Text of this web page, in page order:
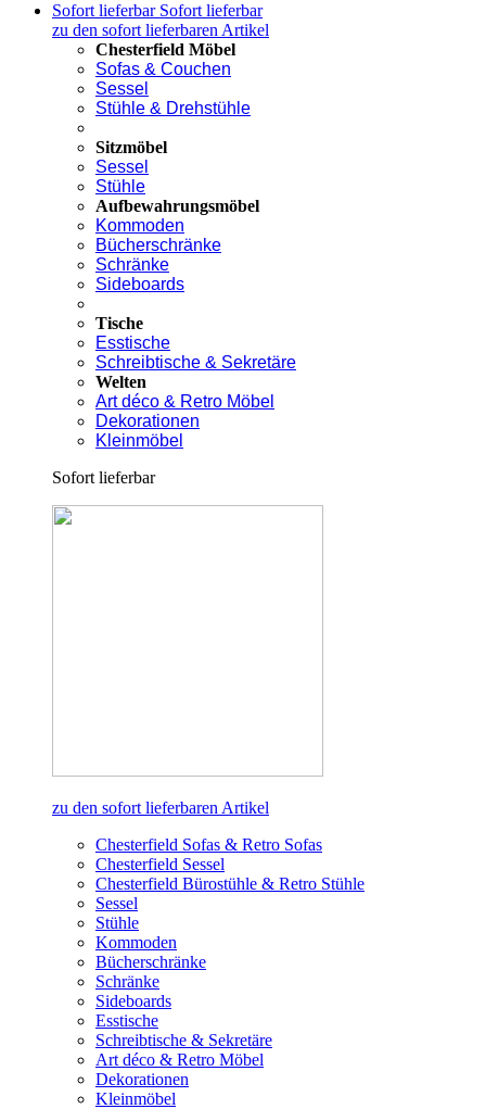
Sofort lieferbar Sofort lieferbar
zu den sofort lieferbaren Artikel
Chesterfield Möbel
Sofas & Couchen
Sessel
Stühle & Drehstühle
Sitzmöbel
Sessel
Stühle
Aufbewahrungsmöbel
Kommoden
Bücherschränke
Schränke
Sideboards
Tische
Esstische
Schreibtische & Sekretäre
Welten
Art déco & Retro Möbel
Dekorationen
Kleinmöbel
Sofort lieferbar
zu den sofort lieferbaren Artikel
Chesterfield Sofas & Retro Sofas
Chesterfield Sessel
Chesterfield Bürostühle & Retro Stühle
Sessel
Stühle
Kommoden
Bücherschränke
Schränke
Sideboards
Esstische
Schreibtische & Sekretäre
Art déco & Retro Möbel
Dekorationen
Kleinmöbel